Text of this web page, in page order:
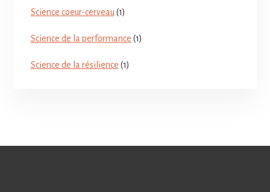
Science coeur-cerveau (1)
Science de la performance (1)
Science de la résilience (1)